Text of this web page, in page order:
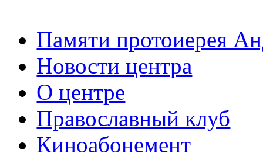
Памяти протоиерея
Новости центра
О центре
Православный клуб
Киноабонемент